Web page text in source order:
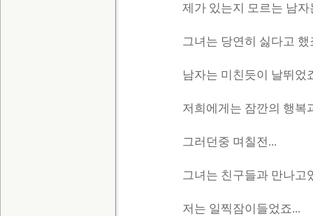
제가 있는지 모르는 남
그녀는 당연히 싫다고 했
남자는 미친듯이 날뛰었
저희에게는 잠깐의 행복
그러던중 며칠전...
그녀는 친구들과 만나고
저는 일찍잠이들었죠...